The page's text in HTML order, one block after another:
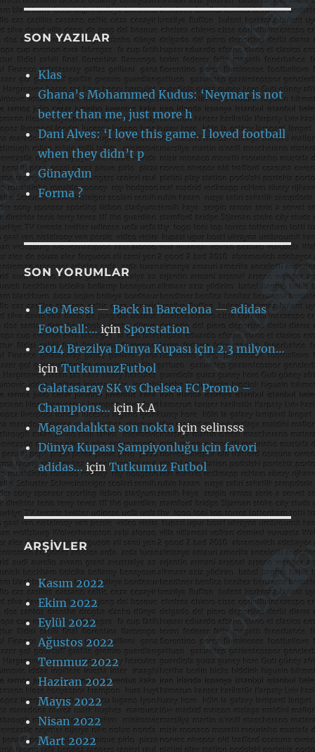
SON YAZILAR
Klas
Ghana’s Mohammed Kudus: ‘Neymar is not
better than me, just more h
Dani Alves: ‘I love this game. I loved football
when they didn’t p
Günaydın
Forma ?
SON YORUMLAR
Leo Messi — Back in Barcelona — adidas
Football:…içinSporstation
2014 Brezilya Dünya Kupası için 2.3 milyon…
içinTutkumuzFutbol
Galatasaray SK vs Chelsea FC Promo –
Champions…içinK.A
Magandalıkta son nokta içinselinsss
Dünya Kupası Şampiyonluğu için favori
adidas… içinTutkumuz Futbol
ARŞIVLER
Kasım 2022
Ekim 2022
Eylül 2022
Ağustos 2022
Temmuz 2022
Haziran 2022
Mayıs 2022
Nisan 2022
Mart 2022